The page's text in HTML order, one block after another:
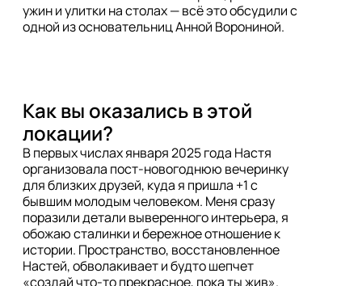
ужин и улитки на столах — всё это обсудили с
одной из основательниц Анной Ворониной.
Как вы оказались в этой
локации?
В первых числах января 2025 года Настя
организовала пост-новогоднюю вечеринку
для близких друзей, куда я пришла +1 с
бывшим молодым человеком. Меня сразу
поразили детали выверенного интерьера, я
обожаю сталинки и бережное отношение к
истории. Пространство, восстановленное
Настей, обволакивает и будто шепчет
«создай что-то прекрасное, пока ты жив».